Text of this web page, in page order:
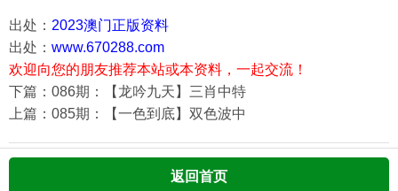
出处： 2023澳门正版资料
出处： www.670288.com
欢迎向您的朋友推荐本站或本资料，一起交流！
下篇：086期：【龙吟九天】三肖中特
上篇：085期：【一色到底】双色波中
返回首页